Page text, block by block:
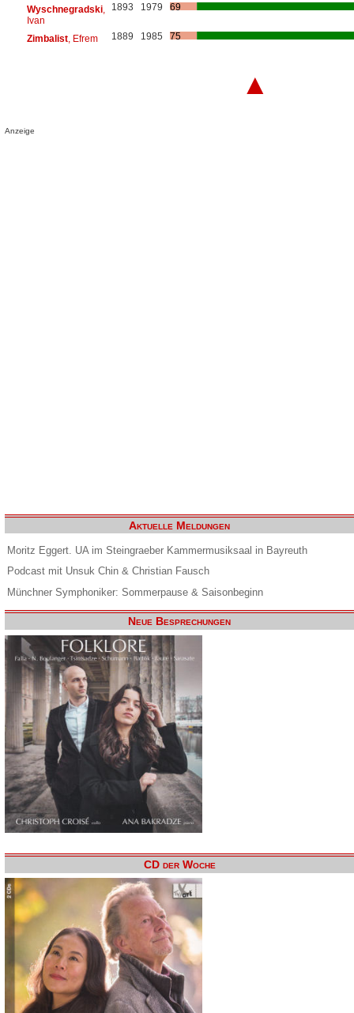
Wyschnegradski,
Ivan
1893 1979 69
Zimbalist, Efrem 1889 1985 75
▲
Anzeige
Aktuelle Meldungen
Moritz Eggert. UA im Steingraeber Kammermusiksaal in Bayreuth
Podcast mit Unsuk Chin & Christian Fausch
Münchner Symphoniker: Sommerpause & Saisonbeginn
Neue Besprechungen
CD der Woche